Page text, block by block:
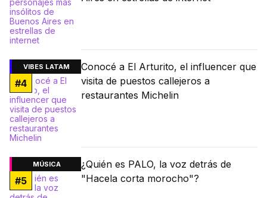
VIBES LATAM
#4
Conocé a El Arturito, el influencer que
visita de puestos callejeros a
restaurantes Michelin
MÚSICA
#5
¿Quién es PALO, la voz detrás de
"Hacela corta morocho"?